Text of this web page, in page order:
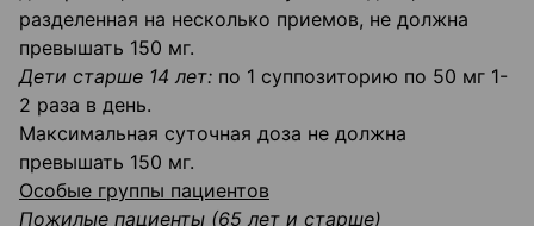
разделенная на несколько приемов, не должна
превышать 150 мг.
Дети старше 14 лет: по 1 суппозиторию по 50 мг 1-
2 раза в день.
Максимальная суточная доза не должна
превышать 150 мг.
Особые группы пациентов
Пожилые пациенты (65 лет и старше)